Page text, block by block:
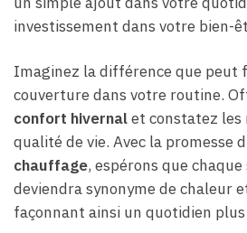
investissement dans votre bien-
Imaginez la différence que peut
couverture dans votre routine.
confort hivernalet constatez
qualité de vie. Avec la promesse
chauffage, espérons que
deviendra synonyme de chaleur
façonnant ainsi un quotidien